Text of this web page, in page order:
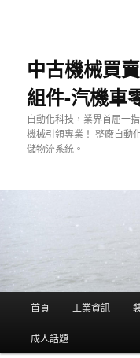
中古機械買
組件-汽機車
自動化科技，業界首屈一
機械引領專業！ 整廠自動
儲物流系統。
單
首頁 工業資訊
成人話題